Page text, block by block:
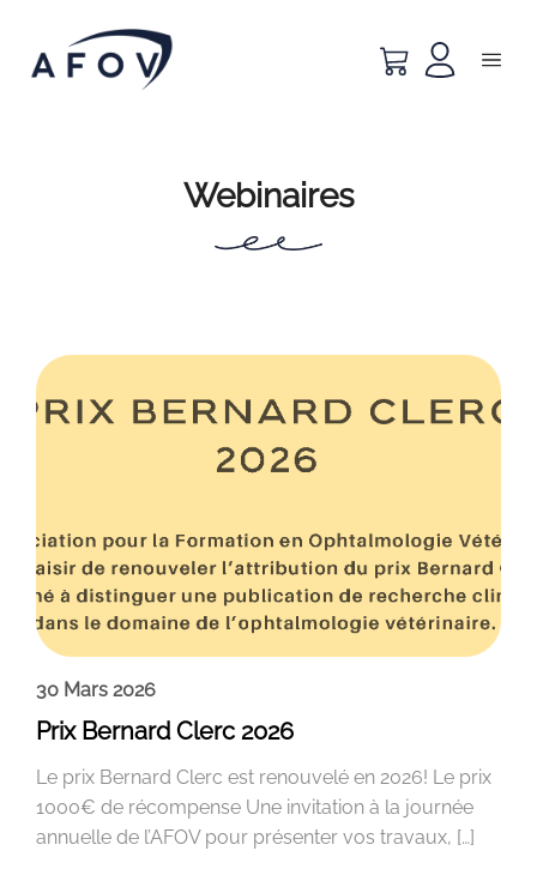
Webinaires
30 Mars 2026
Prix Bernard Clerc 2026
Le prix Bernard Clerc est renouvelé en 2026! Le prix
1000€ de récompense Une invitation à la journée
annuelle de l’AFOV pour présenter vos travaux, […]